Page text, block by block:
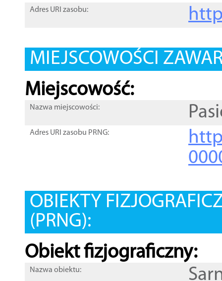
Adres URI zasobu:
MIEJSCOWOŚCI
Miejscowość:
Nazwa miejscowości:
Adres URI zasobu PRNG:
OBIEKTY
(PRNG):
Obiekt fizjograficzny:
Nazwa obiektu: